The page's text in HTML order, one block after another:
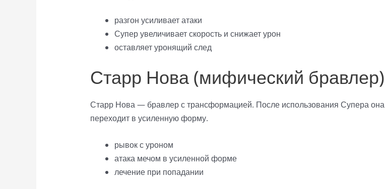
разгон усиливает атаки
Супер увеличивает скорость и снижает урон
оставляет уронящий след
Старр Нова (мифический бравлер)
Старр Нова — бравлер с трансформацией. После использования Супера она
переходит в усиленную форму.
рывок с уроном
атака мечом в усиленной форме
лечение при попадании